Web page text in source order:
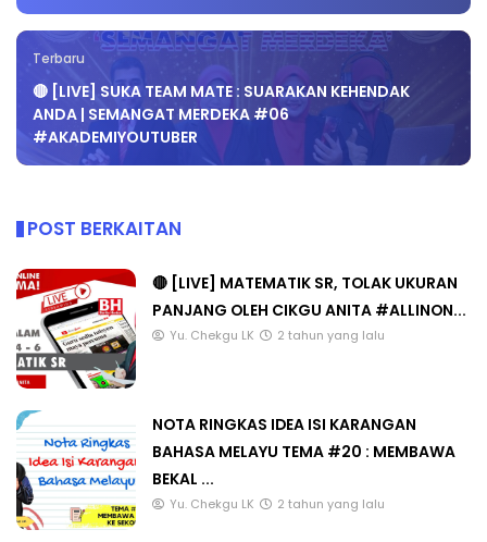
Terbaru
🔴 [LIVE] SUKA TEAM MATE : SUARAKAN KEHENDAK
ANDA | SEMANGAT MERDEKA #06
#AKADEMIYOUTUBER
POST BERKAITAN
🔴 [LIVE] MATEMATIK SR, TOLAK UKURAN
PANJANG OLEH CIKGU ANITA #ALLINON...
Yu. Chekgu LK 2 tahun yang lalu
NOTA RINGKAS IDEA ISI KARANGAN
BAHASA MELAYU TEMA #20 : MEMBAWA
BEKAL ...
Yu. Chekgu LK 2 tahun yang lalu